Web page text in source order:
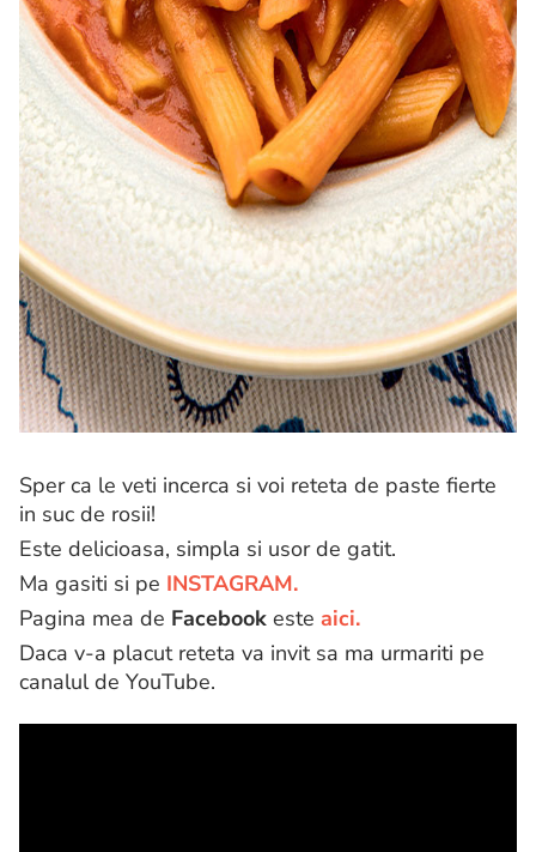
Sper ca le veti incerca si voi reteta de paste fierte
in suc de rosii!
Este delicioasa, simpla si usor de gatit.
Ma gasiti si pe INSTAGRAM.
Pagina mea de Facebook este aici.
Daca v-a placut reteta va invit sa ma urmariti pe
canalul de YouTube.